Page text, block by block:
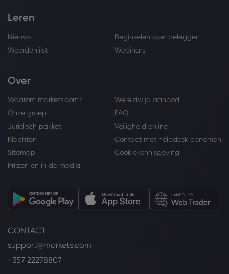
Leren
Nieuws
Beginselen over beleggen
Woordenlijst
Webinars
Over
Waarom markets.com?
Wereldwijd aanbod
Onze groep
FAQ
Juridisch pakket
Veiligheid online
Klachten
Contact met helpdesk opnemen
Sitemap
Cookiekennisgeving
Prijzen en in de media
CONTACT
support@markets.com
+357 22278807